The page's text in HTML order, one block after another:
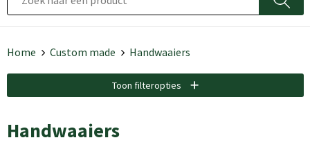
Home Custom made Handwaaiers
Toon filteropties
Handwaaiers